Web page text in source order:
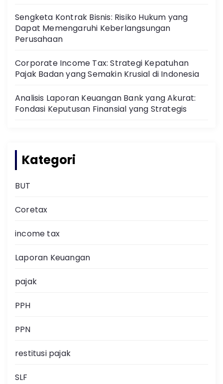
Sengketa Kontrak Bisnis: Risiko Hukum yang
Dapat Memengaruhi Keberlangsungan
Perusahaan
Corporate Income Tax: Strategi Kepatuhan
Pajak Badan yang Semakin Krusial di Indonesia
Analisis Laporan Keuangan Bank yang Akurat:
Fondasi Keputusan Finansial yang Strategis
Kategori
BUT
Coretax
income tax
Laporan Keuangan
pajak
PPH
PPN
restitusi pajak
SLF